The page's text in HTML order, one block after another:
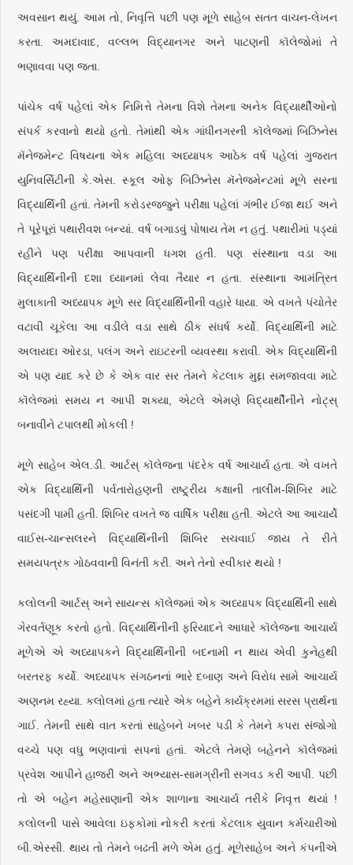
અવસાન થયું. આમ તો, નિવૃત્તિ પછી પણ મૂળે સાહેબ સતત વાચન-લેખન
કરતા. અમદાવાદ, વલ્લભ વિદ્યાનગર અને પાટણની કૉલેજોમાં તે
ભણાવવા પણ જતા.
પાંચેક વર્ષ પહેલાં એક નિમિત્તે તેમના વિશે તેમના અનેક વિદ્યાર્થીઓનો
સંપર્ક કરવાનો થયો હતો. તેમાંથી એક ગાંધીનગરની કૉલેજમાં બિઝિનેસ
મૅનેજમેન્ટ વિષયના એક મહિલા અધ્યાપક આઠેક વર્ષ પહેલાં ગુજરાત
યુનિવર્સિટીની કે.એસ. સ્કૂલ ઓફ બિઝિનેસ મૅનેજમેન્ટમાં મૂળે સરના
વિદ્યાર્થિની હતાં. તેમની કરોડરજ્જુને પરીક્ષા પહેલાં ગંભીર ઈજા થઈ અને
તે પૂરેપૂરાં પથારીવશ બન્યાં. વર્ષ બગાડવું પોષાય તેમ ન હતું. પથારીમાં પડ્યાં
રહીને પણ પરીક્ષા આપવાની ધગશ હતી. પણ સંસ્થાના વડા આ
વિદ્યાર્થિનીની દશા ધ્યાનમાં લેવા તૈયાર ન હતા. સંસ્થાના આમંત્રિત
મુલાકાતી અધ્યાપક મૂળે સર વિદ્યાર્થિનીની વહારે ધાયા. એ વખતે પંચોતેર
વટાવી ચૂકેલા આ વડીલે વડા સાથે ઠીક સંઘર્ષ કર્યો. વિદ્યાર્થિની માટે
અલાયદા ઓરડા, પલંગ અને રાઇટરની વ્યવસ્થા કરાવી. એક વિદ્યાર્થિની
એ પણ યાદ કરે છે કે એક વાર સર તેમને કેટલાક મુદ્દા સમજાવવા માટે
કૉલેજમાં સમય ન આપી શક્યા, એટલે એમણે વિદ્યાર્થીનીને નોટ્સ્
બનાવીને ટપાલથી મોકલી !
મૂળે સાહેબ એલ.ડી. આર્ટસ્ કૉલેજના પંદરેક વર્ષ આચાર્ય હતા. એ વખતે
એક વિદ્યાર્થિની પર્વતારોહણની રાષ્ટ્ર્રીય કક્ષાની તાલીમ-શિબિર માટે
પસંદગી પામી હતી. શિબિર વખતે જ વાર્ષિક પરીક્ષા હતી. એટલે આ આચાર્યે
વાઈસ-ચાન્સલરને વિદ્યાર્થિનીની શિબિર સચવાઈ જાય તે રીતે
સમયપત્રક ગોઠવવાની વિનંતી કરી. અને તેનો સ્વીકાર થયો !
કલોલની આર્ટસ્ અને સાયન્સ કૉલેજમાં એક અધ્યાપક વિદ્યાર્થિની સાથે
ગેરવર્તણૂક કરતો હતો. વિદ્યાર્થિનીની ફરિયાદને આધારે કૉલેજના આચાર્ય
મૂળેએ એ અધ્યાપકને વિદ્યાર્થિનીની બદનામી ન થાય એવી કુનેહથી
બરતરફ કર્યો. અધ્યાપક સંગઠનનાં ભારે દબાણ અને વિરોધ સામે આચાર્ય
અણનમ રહ્યા. કલોલમાં હતા ત્યારે એક બહેને કાર્યક્રમમાં સરસ પ્રાર્થના
ગાઈ. તેમની સાથે વાત કરતાં સાહેબને ખબર પડી કે તેમને કપરા સંજોગો
વચ્ચે પણ વધુ ભણવાનાં સપનાં હતાં. એટલે તેમણે બહેનને કૉલેજમાં
પ્રવેશ આપીને હાજરી અને અભ્યાસ-સામગ્રીની સગવડ કરી આપી. પછી
તો એ બહેન મહેસાણાની એક શાળાના આચાર્ય તરીકે નિવૃત્ત થયાં !
કલોલની પાસે આવેલા ઇફ્કોમાં નોકરી કરતાં કેટલાક યુવાન કર્મચારીઓ
બી.એસ્સી. થાય તો તેમને બઢતી મળે એમ હતું. મૂળેસાહેબ અને કંપનીએ